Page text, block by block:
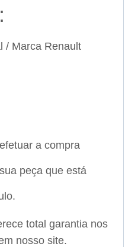
/ Marca Renault
a compra
peça que está
total garantia nos
nosso site.